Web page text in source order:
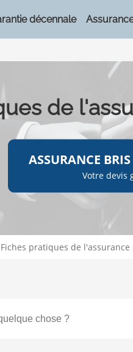
décennale
de
ASSURANCE
Votre devis
Fiches pratiques de